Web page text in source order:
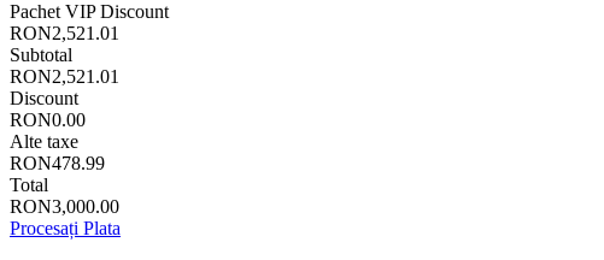
Pachet VIP Discount
RON2,521.01
Subtotal
RON2,521.01
Discount
RON0.00
Alte taxe
RON478.99
Total
RON3,000.00
Procesați Plata